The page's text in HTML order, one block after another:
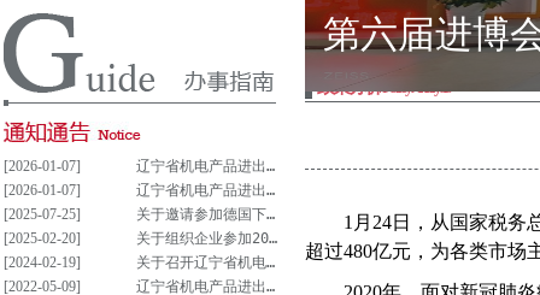
第六届进博
[2026-01-07]
辽宁省机电产品进出口企业联合会党支部参与重大事项决策管理制度(试行)
[2026-01-07]
辽宁省机电产品进出口企业联合会党组织参与决策重大事项清单(试行)
[2025-07-25]
关于邀请参加德国下萨克森州走进中德园活动暨德国汉诺威工业博览会说明会的通知
[2025-02-20]
关于组织企业参加2025年意大利博洛尼亚国际汽车保养、轮胎及维修展览会的通知
[2024-02-19]
关于召开辽宁省机电产品进出口企业 联合会第五届会员大会的通知
[2022-05-09]
辽宁省机电产品进出口企业联合会会费及其他收费公示表
Policy Analysis
1 月 24日，从国家税务
超过480亿元，为各类市场